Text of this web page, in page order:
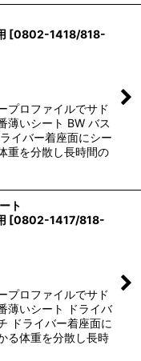
[0802-1418/818-
プロファイルでサド
薄いシート BW バス
イバー着座面にシー
重を分散し長時間の
ト
[0802-1417/818-
プロファイルでサド
薄いシート ドライバ
ドライバー着座面に
る体重を分散し長時